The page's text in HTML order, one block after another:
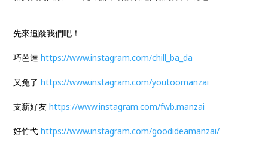
先來追蹤我們吧！
巧芭達https://www.instagram.com/chill_ba_da
又兔了https://www.instagram.com/youtoomanzai
支薪好友https://www.instagram.com/fwb.manzai
好竹弋https://www.instagram.com/goodideamanzai/